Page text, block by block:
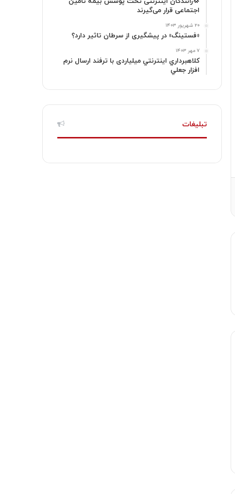
م
اجتماعی قرار می‌گیرند
۲۰ شهریور ۱۴۰۳
«فستینگ» در پیشگیری از سرطان تاثیر دارد؟
۷ مهر ۱۴۰۳
كلاهبرداري اينترنتي میلیاردی با ترفند ارسال نرم
افزار جعلي
تبلیغات